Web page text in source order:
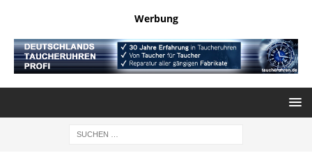
Werbung